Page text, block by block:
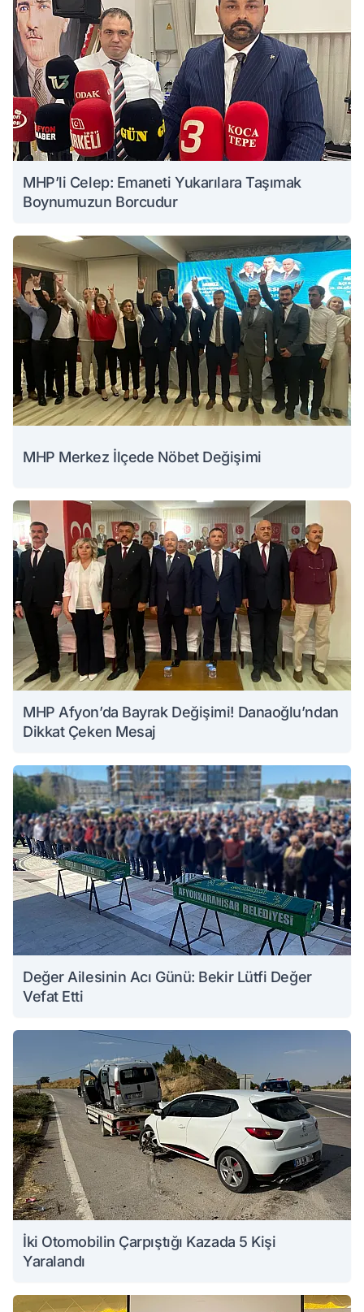
MHP’li Celep: Emaneti Yukarılara Taşımak
Boynumuzun Borcudur
MHP Merkez İlçede Nöbet Değişimi
MHP Afyon’da Bayrak Değişimi! Danaoğlu’ndan
Dikkat Çeken Mesaj
Değer Ailesinin Acı Günü: Bekir Lütfi Değer
Vefat Etti
İki Otomobilin Çarpıştığı Kazada 5 Kişi
Yaralandı